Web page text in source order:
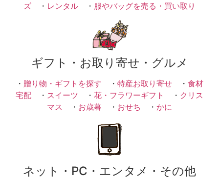
ズ ・ レンタル ・ 服やバッグを売る・買い取り
ギフト・お取り寄せ・グルメ
・ 贈り物・ギフトを探す ・ 特産お取り寄せ ・ 食材
宅配 ・ スイーツ ・ 花・フラワーギフト ・ クリス
マス ・ お歳暮 ・ おせち ・ かに
ネット・PC・エンタメ・その他